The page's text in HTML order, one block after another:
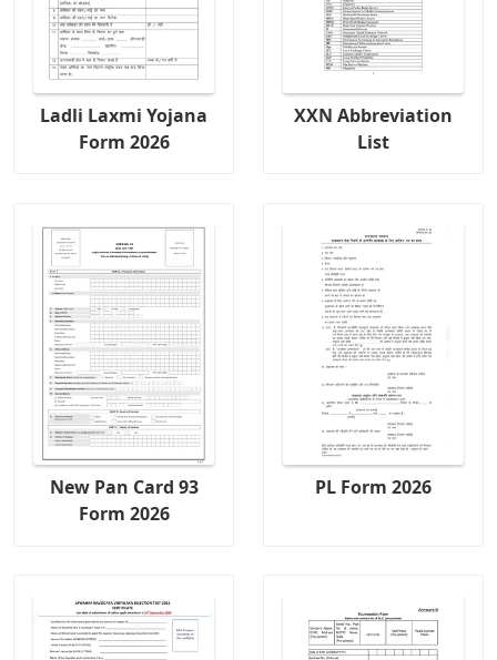
Ladli Laxmi Yojana
Form 2026
XXN Abbreviation
List
New Pan Card 93
Form 2026
PL Form 2026